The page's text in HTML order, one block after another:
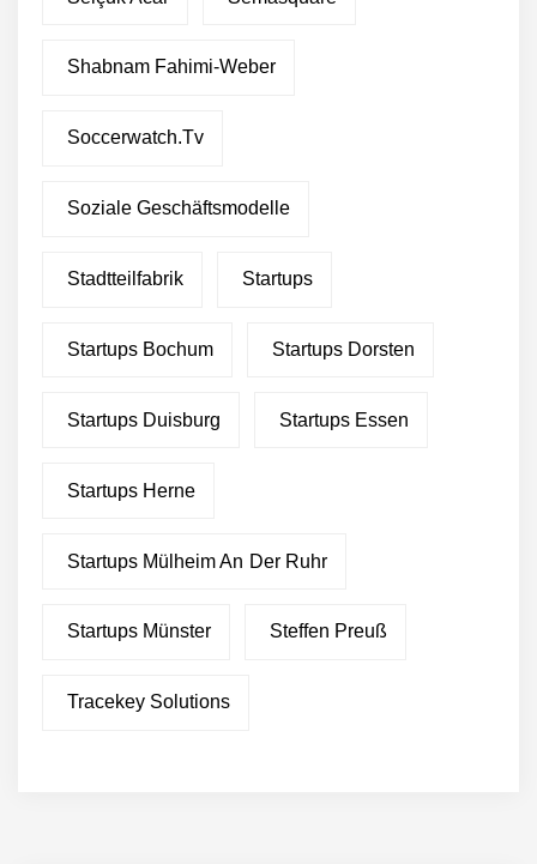
Shabnam Fahimi-Weber
Soccerwatch.tv
Soziale Geschäftsmodelle
Stadtteilfabrik Startups
Startups Bochum Startups Dorsten
Startups Duisburg Startups Essen
Startups Herne
Startups Mülheim An Der Ruhr
Startups Münster Steffen Preuß
Tracekey Solutions